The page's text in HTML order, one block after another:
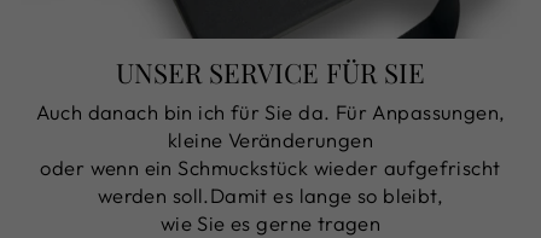
UNSER SERVICE FÜR SIE
Auch danach bin ich für Sie da. Für Anpassungen,
kleine Veränderungen
oder wenn ein Schmuckstück wieder aufgefrischt
werden soll.Damit es lange so bleibt,
wie Sie es gerne tragen